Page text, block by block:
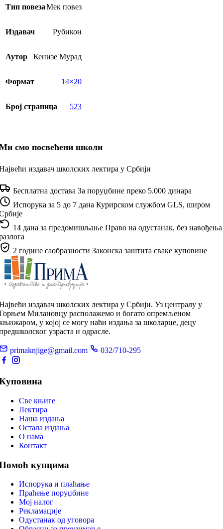
Тип повезаМек повез
Издавач Рубикон
Аутор Кенизе Мурад
Формат 14×20
Број страница 523
смо посвећени школи
издавач школских лектира у Србији
Бесплатна достава За поруџбине преко 5.000 динара
Испорука за 5 до 7 дана Курирском службом GLS, широм
14 дана за предомишљање Право на одустанак, без навођења
2 године саобразности Законска заштита сваке куповине
издавач школских лектира у Србији. Уз централу у
Милановцу располажемо и богато опремљеном
у којој се могу наћи издања за школарце, децу
узраста и одрасле.
primaknjige@gmail.com 032/710-295
Све књиге
Лектира
Наша издања
Остала издања
О нама
Контакт
купцима
Испорука и плаћање
Праћење поруџбине
Мој налог
Рекламације
Одустанак од уговора